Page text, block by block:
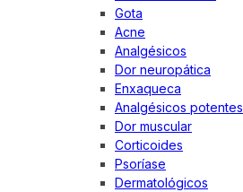
Gota
Acne
Analgésicos
Dor neuropática
Enxaqueca
Analgésicos potentes
Dor muscular
Corticoides
Psoríase
Dermatológicos